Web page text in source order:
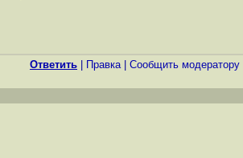
Ответить Правка| Cообщить модератору